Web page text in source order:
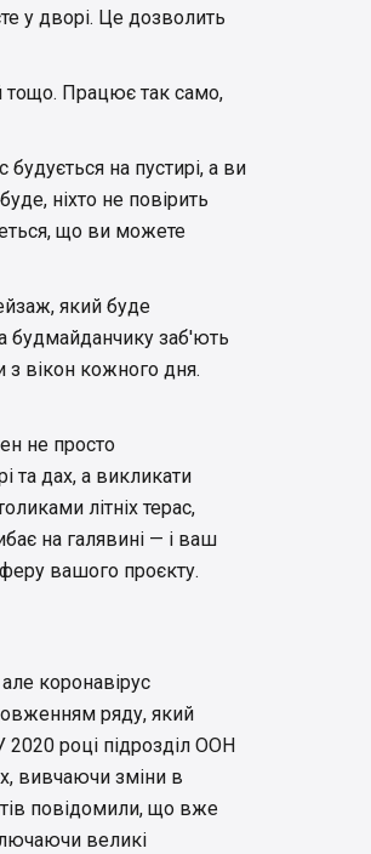
у дворі. Це дозволить
тощо. Працює так само,
на пустирі, а ви
ніхто не повірить
що ви можете
який буде
будмайданчику заб'ють
з вікон кожного дня.
не просто
та дах, а викликати
літніх терас,
на галявині — і ваш
вашого проєкту.
коронавірус
ряду, який
2020 році підрозділ ООН
вивчаючи зміни в
повідомили, що вже
великі